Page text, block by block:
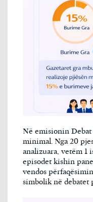
Në emisionin
minimal. Nga 20
analizuara, vetëm 1
episodet kishin
vendos
simbolik në